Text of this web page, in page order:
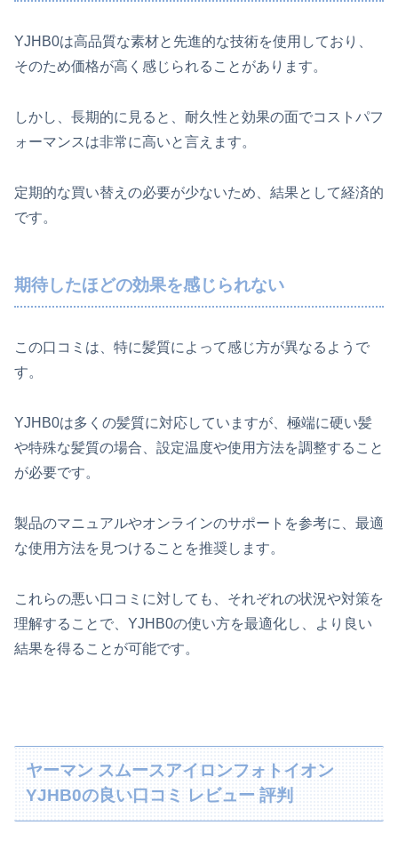
YJHB0は高品質な素材と先進的な技術を使用しており、
そのため価格が高く感じられることがあります。
しかし、長期的に見ると、耐久性と効果の面でコストパフ
ォーマンスは非常に高いと言えます。
定期的な買い替えの必要が少ないため、結果として経済的
です。
期待したほどの効果を感じられない
この口コミは、特に髪質によって感じ方が異なるようで
す。
YJHB0は多くの髪質に対応していますが、極端に硬い髪
や特殊な髪質の場合、設定温度や使用方法を調整すること
が必要です。
製品のマニュアルやオンラインのサポートを参考に、最適
な使用方法を見つけることを推奨します。
これらの悪い口コミに対しても、それぞれの状況や対策を
理解することで、YJHB0の使い方を最適化し、より良い
結果を得ることが可能です。
ヤーマン スムースアイロンフォトイオン
YJHB0の良い口コミ レビュー 評判